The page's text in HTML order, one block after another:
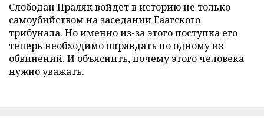
Слободан Праляк войдет в историю не только
самоубийством на заседании Гаагского
трибунала. Но именно из-за этого поступка его
теперь необходимо оправдать по одному из
обвинений. И объяснить, почему этого человека
нужно уважать.